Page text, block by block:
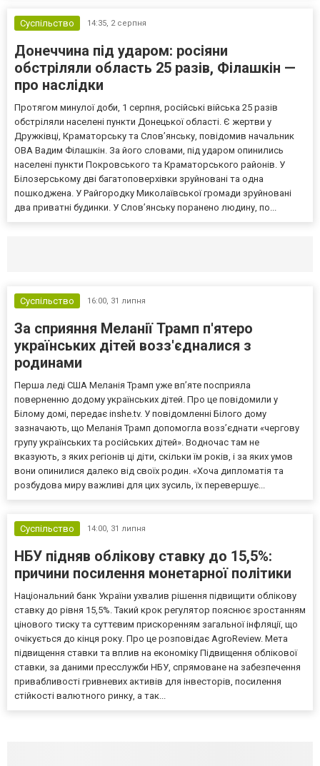
Суспільство 14:35, 2 серпня
Донеччина під ударом: росіяни
обстріляли область 25 разів, Філашкін —
про наслідки
Протягом минулої доби, 1 серпня, російські війська 25 разів
обстріляли населені пункти Донецької області. Є жертви у
Дружківці, Краматорську та Слов’янську, повідомив начальник
ОВА Вадим Філашкін. За його словами, під ударом опинились
населені пункти Покровського та Краматорського районів. У
Білозерському дві багатоповерхівки зруйновані та одна
пошкоджена. У Райгородку Миколаївської громади зруйновані
два приватні будинки. У Слов’янську поранено людину, по...
Суспільство 16:00, 31 липня
За сприяння Меланії Трамп п'ятеро
українських дітей возз'єдналися з
родинами
Перша леді США Меланія Трамп уже впʼяте посприяла
поверненню додому українських дітей. Про це повідомили у
Білому домі, передає inshe.tv. У повідомленні Білого дому
зазначають, що Меланія Трамп допомогла возз’єднати «чергову
групу українських та російських дітей». Водночас там не
вказують, з яких регіонів ці діти, скільки їм років, і за яких умов
вони опинилися далеко від своїх родин. «Хоча дипломатія та
розбудова миру важливі для цих зусиль, їх перевершує...
Суспільство 14:00, 31 липня
НБУ підняв облікову ставку до 15,5%:
причини посилення монетарної політики
Національний банк України ухвалив рішення підвищити облікову
ставку до рівня 15,5%. Такий крок регулятор пояснює зростанням
цінового тиску та суттєвим прискоренням загальної інфляції, що
очікується до кінця року. Про це розповідає AgroReview. Мета
підвищення ставки та вплив на економіку Підвищення облікової
ставки, за даними пресслужби НБУ, спрямоване на забезпечення
привабливості гривневих активів для інвесторів, посилення
стійкості валютного ринку, а так...